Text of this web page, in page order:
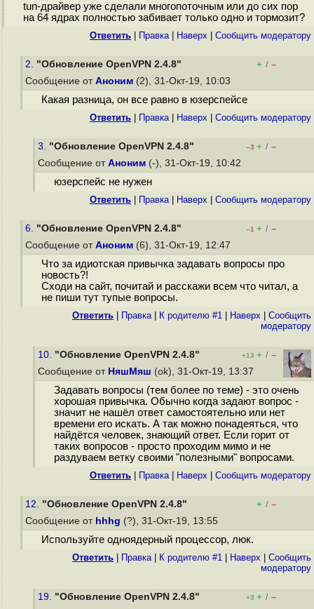
tun-драйвер уже сделали многопоточным или до сих пор
на 64 ядрах полностью забивает только одно и тормозит?
Ответить Правка| Наверх Cообщить модератору
2. "Обновление OpenVPN 2.4.8" + / –
Сообщение от Аноним (2), 31-Окт-19, 10:03
Какая разница, он все равно в юзерспейсе
Ответить Правка| Наверх Cообщить модератору
3. "Обновление OpenVPN 2.4.8" –3 + / –
Сообщение от Аноним (-), 31-Окт-19, 10:42
юзерспейс не нужен
Ответить Правка| Наверх Cообщить модератору
6. "Обновление OpenVPN 2.4.8" –1 + / –
Сообщение от Аноним (6), 31-Окт-19, 12:47
Что за идиотская привычка задавать вопросы про
новость?!
Сходи на сайт, почитай и расскажи всем что читал, а
не пиши тут тупые вопросы.
Ответить Правка| К родителю #1 Наверх
Cообщить
модератору
10. "Обновление OpenVPN 2.4.8" +13 + / –
Сообщение от НяшМяш (ok), 31-Окт-19, 13:37
Задавать вопросы (тем более по теме) - это очень
хорошая привычка. Обычно когда задают вопрос -
значит не нашёл ответ самостоятельно или нет
времени его искать. А так можно понадеяться, что
найдётся человек, знающий ответ. Если горит от
таких вопросов - просто проходим мимо и не
раздуваем ветку своими "полезными" вопросами.
Ответить Правка| Наверх Cообщить модератору
12. "Обновление OpenVPN 2.4.8" + / –
Сообщение от hhhg (?), 31-Окт-19, 13:55
Используйте одноядерный процессор, люк.
Ответить Правка| К родителю #1 Наверх
Cообщить
модератору
19. "Обновление OpenVPN 2.4.8" +3 + / –